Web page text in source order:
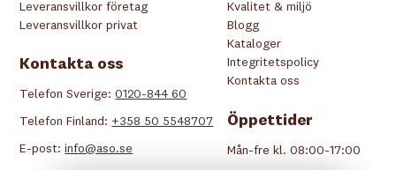
Kvalitet & miljö
Blogg
Kataloger
Integritetspolicy
Kontakta oss
Öppettider
Mån-fre kl. 08:00-17:00
Leveransvillkor företag
Leveransvillkor privat
Kontakta oss
Telefon Sverige:0120-844 60
Telefon Finland: +358 50 5548707
E-post:info@aso.se